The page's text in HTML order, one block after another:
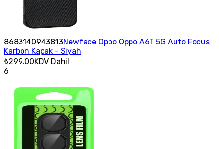
8683140943813Newface Oppo Oppo A6T 5G Auto Focus
Karbon Kapak - Siyah
₺299,00KDV Dahil
6